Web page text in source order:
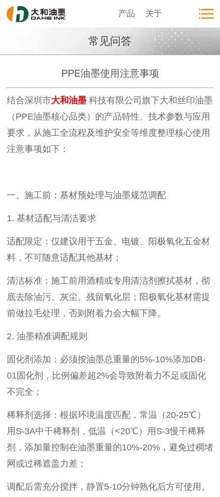
产品 关于
常见问答
PPE油墨使用注意事项
结合深圳市大和油墨 科技有限公司旗下大和丝印油墨
（PPE油墨核心品类）的产品特性、技术参数与应用
要求，从施工全流程及维护安全等维度整理核心使用
注意事项如下：
一、施工前：基材预处理与油墨规范调配
1. 基材适配与清洁要求
适配限定：仅建议用于五金、电镀、阳极氧化五金材
料，不可随意适配其他基材；
清洁标准：施工前用酒精或专用清洁剂擦拭基材，彻
底去除油污、灰尘、残留氧化层；阳极氧化基材需提
前做拉毛处理，否则附着力会大幅下降。
2. 油墨精准调配规则
固化剂添加：必须按油墨总重量的5%-10%添加DB-
01固化剂，比例偏差超2%会导致附着力不足或固化
不完全；
稀释剂选择：根据环境温度匹配，常温（20-25℃）
用S-3A中干稀释剂，低温（<20℃）用S-3慢干稀释
剂，添加量控制在油墨重量的10%-20%，避免过稠堵
网或过稀遮盖力差；
调配后需充分搅拌，静置5-10分钟熟化后方可使用。